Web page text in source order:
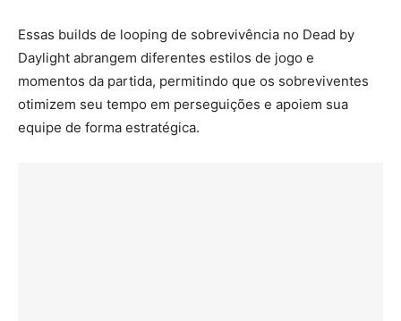
Essas builds de looping de sobrevivência no Dead by
Daylight abrangem diferentes estilos de jogo e
momentos da partida, permitindo que os sobreviventes
otimizem seu tempo em perseguições e apoiem sua
equipe de forma estratégica.